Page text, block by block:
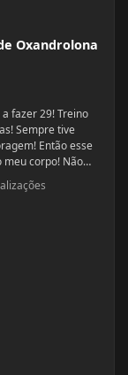
Oxandrolona
fazer 29! Treino
Sempre tive
Então esse
meu corpo! Não
Mas
calórico